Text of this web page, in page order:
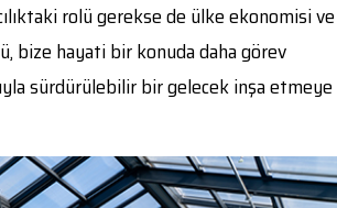
rolü gerekse de ülke ekonomisi ve
bize hayati bir konuda daha görev
sürdürülebilir bir gelecek inşa etmeye